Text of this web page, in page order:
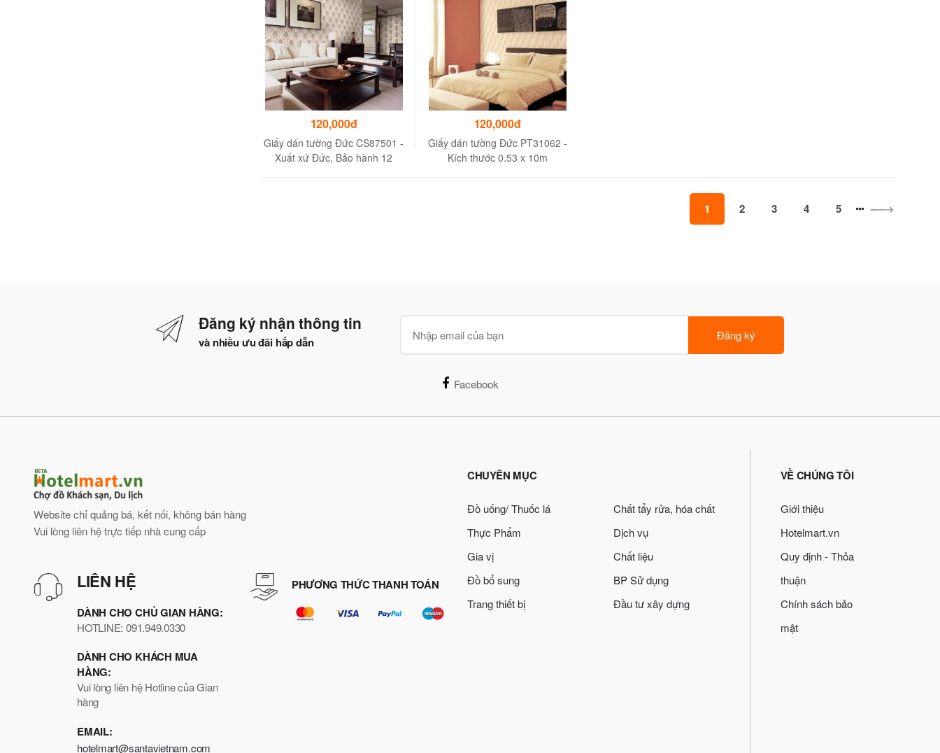
120,000đ
Giấy dán tường Đức CS87501 -
Xuất xứ Đức, Bảo hành 12
120,000đ
Giấy dán tường Đức PT31062 -
Kích thước 0.53 x 10m
1 2 3 4 5
Đăng ký nhận thông tin
và nhiều ưu đãi hấp dẫn Đăng ký
Facebook
Website chỉ quảng bá, kết nối, không bán hàng
Vui lòng liên hệ trực tiếp nhà cung cấp
LIÊN HỆ
DÀNH CHO CHỦ GIAN HÀNG:
HOTLINE: 091.949.0330
DÀNH CHO KHÁCH MUA
HÀNG:
Vui lòng liên hệ Hotline của Gian
hàng
EMAIL:
hotelmart@santavietnam.com
PHƯƠNG THỨC THANH TOÁN
CHUYÊN MỤC
Đồ uống/ Thuốc lá
Thực Phẩm
Gia vị
Đồ bổ sung
Trang thiết bị
Chất tẩy rửa, hóa chất
Dịch vụ
Chất liệu
BP Sử dụng
Đầu tư xây dựng
VỀ CHÚNG TÔI
Giới thiệu
Hotelmart.vn
Quy định - Thỏa
thuận
Chính sách bảo
mật